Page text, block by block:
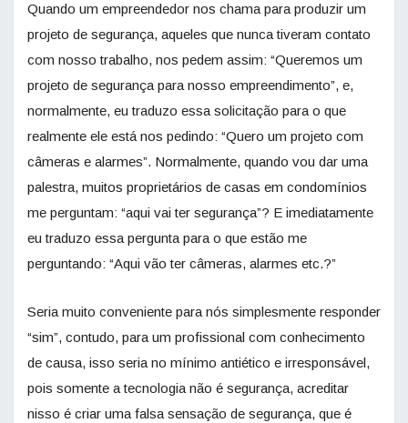
Quando um empreendedor nos chama para produzir um
projeto de segurança, aqueles que nunca tiveram contato
com nosso trabalho, nos pedem assim: “Queremos um
projeto de segurança para nosso empreendimento”, e,
normalmente, eu traduzo essa solicitação para o que
realmente ele está nos pedindo: “Quero um projeto com
câmeras e alarmes”. Normalmente, quando vou dar uma
palestra, muitos proprietários de casas em condomínios
me perguntam: “aqui vai ter segurança”? E imediatamente
eu traduzo essa pergunta para o que estão me
perguntando: “Aqui vão ter câmeras, alarmes etc.?”
Seria muito conveniente para nós simplesmente responder
“sim”, contudo, para um profissional com conhecimento
de causa, isso seria no mínimo antiético e irresponsável,
pois somente a tecnologia não é segurança, acreditar
nisso é criar uma falsa sensação de segurança, que é